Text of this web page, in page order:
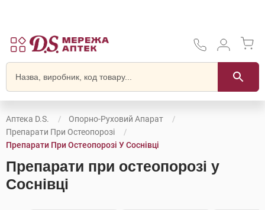
Аптека D.S.
Опорно-Руховий Апарат
Препарати При Остеопорозі
Препарати При Остеопорозі У Соснівці
Препарати при остеопорозі у
Соснівці